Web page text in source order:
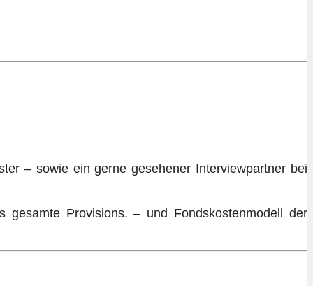
– sowie ein gerne gesehener Interviewpartner bei
Provisions. – und Fondskostenmodell der